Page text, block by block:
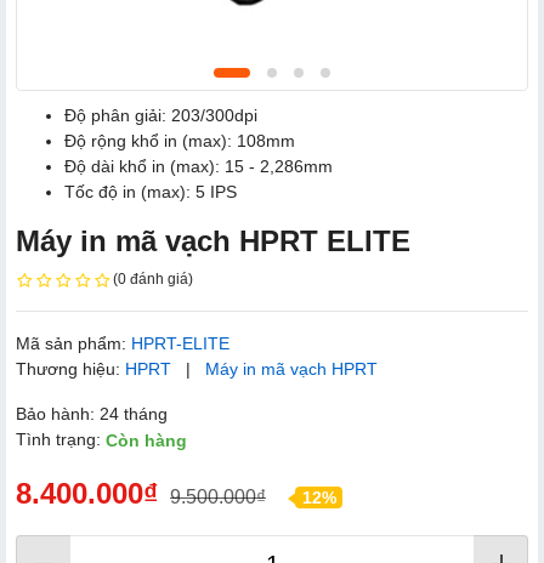
Độ phân giải: 203/300dpi
Độ rộng khổ in (max): 108mm
Độ dài khổ in (max): 15 - 2,286mm
Tốc độ in (max): 5 IPS
Máy in mã vạch HPRT ELITE
(0 đánh giá)
Mã sản phẩm: HPRT-ELITE
Thương hiệu: HPRT | Máy in mã vạch HPRT
Bảo hành: 24 tháng
Tình trạng: Còn hàng
8.400.000₫ 9.500.000₫ 12%